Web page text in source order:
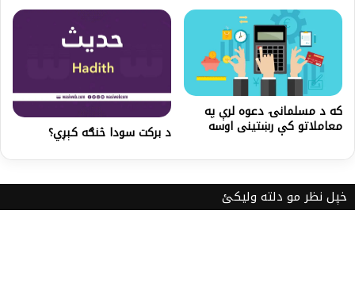
که د مسلمانۍ دعوه لرې په
معاملاتو کې رښتينی اوسه د برکت سودا څنګه کېږي؟
خپل نظر مو دلته ولیکئ